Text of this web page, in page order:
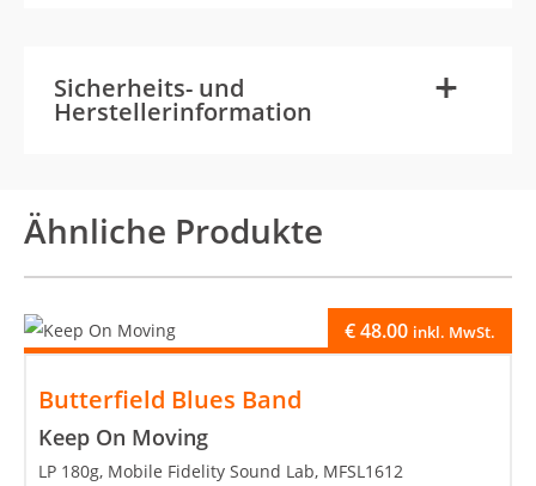
Sicherheits- und
Herstellerinformation +
-
Ähnliche Produkte
Butterfield Blues Band
Keep On Moving
€48.00 inkl. MwSt.
LP 180g, Mobile Fidelity Sound Lab, MFSL1612